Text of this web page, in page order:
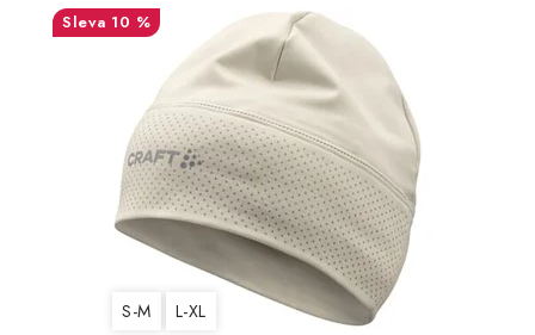
10 %
S-M L-XL